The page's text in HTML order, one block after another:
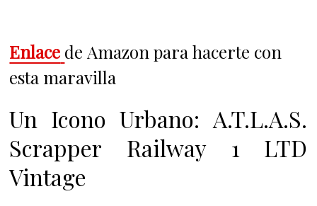
Enlace de Amazon para hacerte con
esta maravilla
Un Icono Urbano: A.T.L.A.S.
Scrapper Railway 1 LTD
Vintage